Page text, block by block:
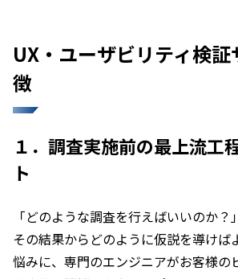
UX・ユーザビリティ検
徴
１．調査実施前の最上流工
ト
「どのような調査を行えばいいのか？
その結果からどのように仮説を導けば
悩みに、専門のエンジニアがお客様の